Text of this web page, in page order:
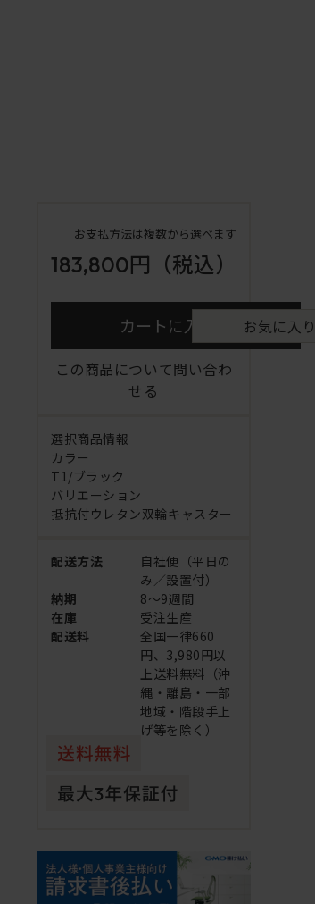
お支払方法は複数から選べます
183,800円 （税込）
カートに入れる お気に入
この商品について問い合わ
せる
選択商品情報
カラー
T1/ブラック
バリエーション
抵抗付ウレタン双輪キャスター
配送方法
自社便（平日の
み／設置付）
納期
8～9週間
在庫
受注生産
配送料
全国一律660
円、3,980円以
上送料無料（沖
縄・離島・一部
地域・階段手上
げ等を除く）